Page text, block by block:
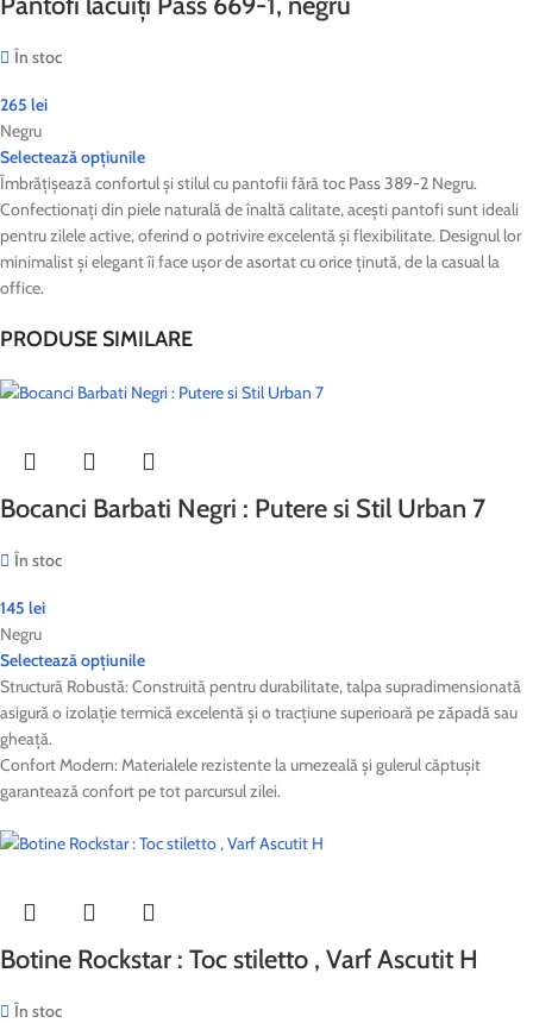
În stoc
265 lei
Negru
Selectează opțiunile
Îmbrățișează confortul și stilul cu pantofii fără toc Pass 389-2 Negru.
Confectionați din piele naturală de înaltă calitate, acești pantofi sunt ideali
pentru zilele active, oferind o potrivire excelentă și flexibilitate. Designul lor
minimalist și elegant îi face ușor de asortat cu orice ținută, de la casual la
office.
PRODUSE SIMILARE
Bocanci Barbati Negri : Putere si Stil Urban 7
În stoc
145 lei
Negru
Selectează opțiunile
Structură Robustă: Construită pentru durabilitate, talpa supradimensionată
asigură o izolație termică excelentă și o tracțiune superioară pe zăpadă sau
gheață.
Confort Modern: Materialele rezistente la umezeală și gulerul căptușit
garantează confort pe tot parcursul zilei.
Botine Rockstar : Toc stiletto , Varf Ascutit H
În stoc